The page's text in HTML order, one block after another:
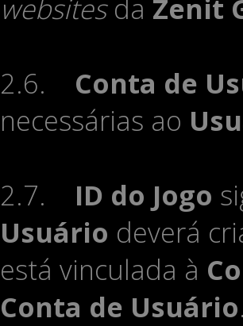
websitesda Zenit
2.6. Conta de
necessárias ao
2.7. ID do Jogo
Usuário deverá
está vinculada à
Conta de Usuário.